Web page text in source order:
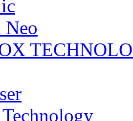
Neo